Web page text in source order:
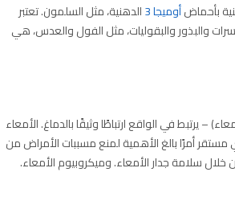
بأحماضأوميجا 3 الدهنية، مثل السلمون. تعتبر
والبذور والبقوليات، مثل الفول والعدس، هي
– يرتبط في الواقع ارتباطًا وثيقًا بالدماغ. الأمعاء
مستقر أمرًا بالغ الأهمية لمنع مسببات الأمراض من
خلال سلامة جدار الأمعاء. وميكروبيوم الأمعاء.